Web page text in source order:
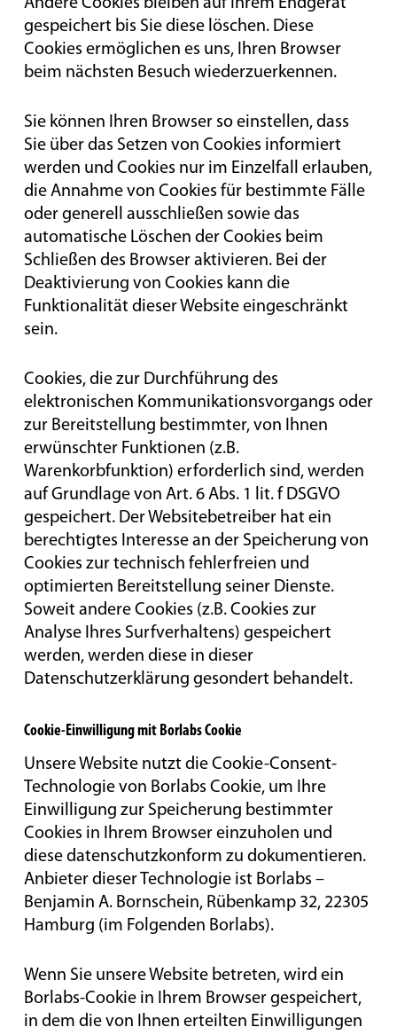
Andere Cookies bleiben auf Ihrem Endgerät
gespeichert bis Sie diese löschen. Diese
Cookies ermöglichen es uns, Ihren Browser
beim nächsten Besuch wiederzuerkennen.
Sie können Ihren Browser so einstellen, dass
Sie über das Setzen von Cookies informiert
werden und Cookies nur im Einzelfall erlauben,
die Annahme von Cookies für bestimmte Fälle
oder generell ausschließen sowie das
automatische Löschen der Cookies beim
Schließen des Browser aktivieren. Bei der
Deaktivierung von Cookies kann die
Funktionalität dieser Website eingeschränkt
sein.
Cookies, die zur Durchführung des
elektronischen Kommunikationsvorgangs oder
zur Bereitstellung bestimmter, von Ihnen
erwünschter Funktionen (z.B.
Warenkorbfunktion) erforderlich sind, werden
auf Grundlage von Art. 6 Abs. 1 lit. f DSGVO
gespeichert. Der Websitebetreiber hat ein
berechtigtes Interesse an der Speicherung von
Cookies zur technisch fehlerfreien und
optimierten Bereitstellung seiner Dienste.
Soweit andere Cookies (z.B. Cookies zur
Analyse Ihres Surfverhaltens) gespeichert
werden, werden diese in dieser
Datenschutzerklärung gesondert behandelt.
Cookie-Einwilligung mit Borlabs Cookie
Unsere Website nutzt die Cookie-Consent-
Technologie von Borlabs Cookie, um Ihre
Einwilligung zur Speicherung bestimmter
Cookies in Ihrem Browser einzuholen und
diese datenschutzkonform zu dokumentieren.
Anbieter dieser Technologie ist Borlabs –
Benjamin A. Bornschein, Rübenkamp 32, 22305
Hamburg (im Folgenden Borlabs).
Wenn Sie unsere Website betreten, wird ein
Borlabs-Cookie in Ihrem Browser gespeichert,
in dem die von Ihnen erteilten Einwilligungen